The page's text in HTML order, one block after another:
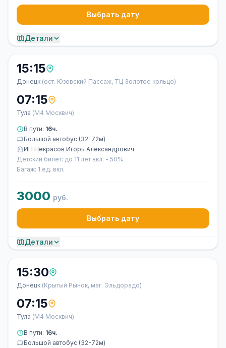
Выбрать дату
Детали
15:15
Донецк (ост. Юзовский Пассаж, ТЦ Золотое кольцо)
07:15
Тула (М4 Москвич)
В пути: 16ч.
Большой автобус (32-72м)
ИП Некрасов Игорь Александрович
Детский билет: до 11 лет вкл. - 50%
Багаж: 1 ед. вкл.
3000 руб.
Выбрать дату
Детали
15:30
Донецк (Крытый Рынок, маг. Эльдорадо)
07:15
Тула (М4 Москвич)
В пути: 16ч.
Большой автобус (32-72м)